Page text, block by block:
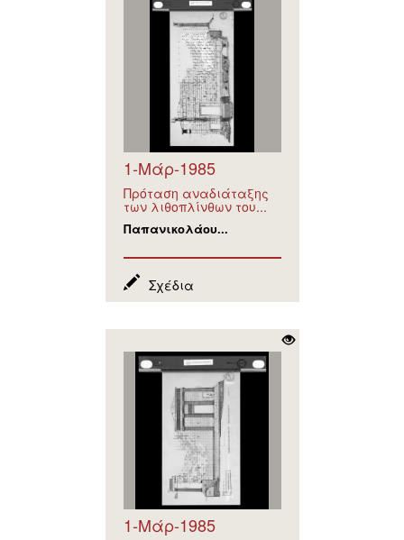
1-Μάρ-1985
Πρόταση αναδιάταξης
των λιθοπλίνθων του...
Παπανικολάου...
Σχέδια
1-Μάρ-1985